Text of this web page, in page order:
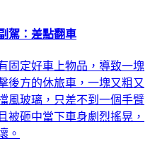
駕：差點翻車
固定好車上物品，導致一塊
後方的休旅車，一塊又粗又
風玻璃，只差不到一個手臂
被砸中當下車身劇烈搖晃，
。